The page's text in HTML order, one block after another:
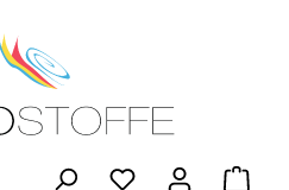
Du hast 0